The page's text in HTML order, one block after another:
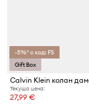
-5%* с код: FS
Gift Box
Текуща цена:
27,99 €